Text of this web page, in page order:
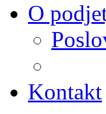
O
Kontakt